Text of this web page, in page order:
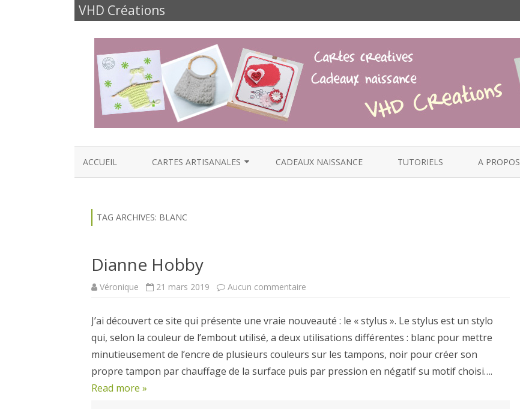
VHD Créations
to
ACCUEIL CARTES ARTISANALES
CARTES ANNIVERSAIRES
CARTES AMOUR
CARTES NOËL ET VOEUX
CADEAUX NAISSANCE TUTORIELS A PROPOS
TAG ARCHIVES: BLANC
Dianne Hobby
Véronique 21 mars 2019 Aucun commentaire
J’ai découvert ce site qui présente une vraie nouveauté : le « stylus ». Le stylus est un stylo
qui, selon la couleur de l’embout utilisé, a deux utilisations différentes : blanc pour mettre
minutieusement de l’encre de plusieurs couleurs sur les tampons, noir pour créer son
propre tampon par chauffage de la surface puis par pression en négatif su motif choisi….
Read more »